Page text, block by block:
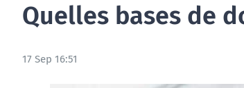
Quelles bases de
17 Sep 16:51